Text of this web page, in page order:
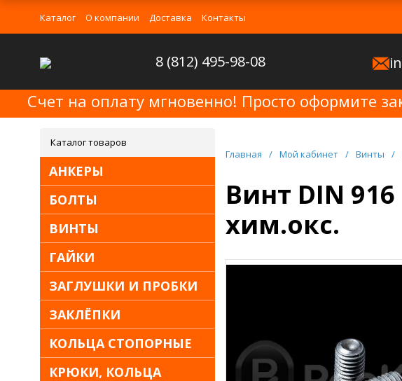
Каталог О компании Доставка Контакты
8 (812) 495-98-08
Счет на оплату мгновенно! Просто оформите
Каталог товаров
АНКЕРЫ
БОЛТЫ
ВИНТЫ
ГАЙКИ
ЗАГЛУШКИ И ПРОБКИ
ЗАКЛЁПКИ
КОЛЬЦА СТОПОРНЫЕ
КРЮКИ, КОЛЬЦА
Главная / Мой кабинет / Винты /
Винт DIN
хим.окс.